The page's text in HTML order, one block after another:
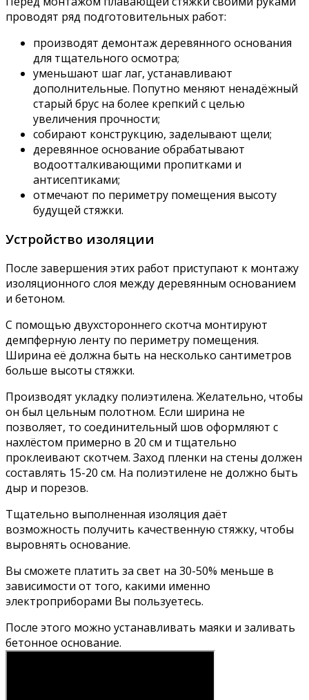
проводят ряд подготовительных работ:
производят демонтаж деревянного основания
для тщательного осмотра;
уменьшают шаг лаг, устанавливают
дополнительные. Попутно меняют ненадёжный
старый брус на более крепкий с целью
увеличения прочности;
собирают конструкцию, заделывают щели;
деревянное основание обрабатывают
водоотталкивающими пропитками и
антисептиками;
отмечают по периметру помещения высоту
будущей стяжки.
Устройство изоляции
После завершения этих работ приступают к монтажу
изоляционного слоя между деревянным основанием
и бетоном.
С помощью двухстороннего скотча монтируют
демпферную ленту по периметру помещения.
Ширина её должна быть на несколько сантиметров
больше высоты стяжки.
Производят укладку полиэтилена. Желательно, чтобы
он был цельным полотном. Если ширина не
позволяет, то соединительный шов оформляют с
нахлёстом примерно в 20 см и тщательно
проклеивают скотчем. Заход пленки на стены должен
составлять 15-20 см. На полиэтилене не должно быть
дыр и порезов.
Тщательно выполненная изоляция даёт
возможность получить качественную стяжку, чтобы
выровнять основание.
Вы сможете платить за свет на 30-50% меньше в
зависимости от того, какими именно
электроприборами Вы пользуетесь.
После этого можно устанавливать маяки и заливать
бетонное основание.